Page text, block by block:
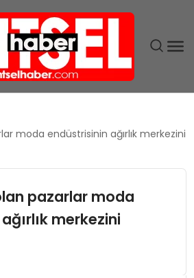
moda endüstrisinin ağırlık merkezini
pazarlar moda
merkezini